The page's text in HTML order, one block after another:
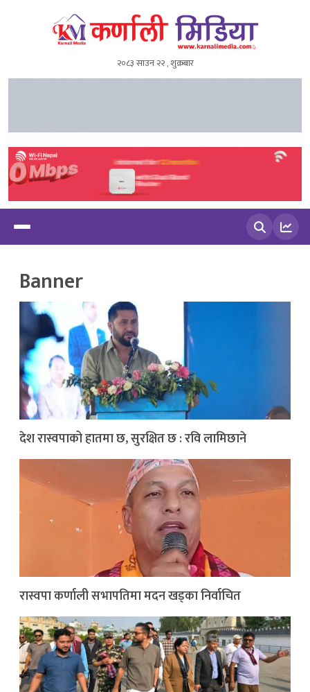
२०८३ साउन २२ , शुक्रबार
Banner
देश रास्वपाको हातमा छ, सुरक्षित छ : रवि लामिछाने
रास्वपा कर्णाली सभापतिमा मदन खड्का निर्वाचित